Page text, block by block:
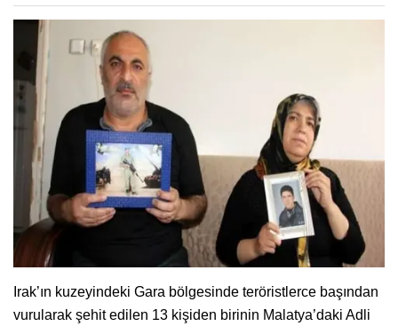
Irak’ın kuzeyindeki Gara bölgesinde teröristlerce başından
vurularak şehit edilen 13 kişiden birinin Malatya’daki Adli